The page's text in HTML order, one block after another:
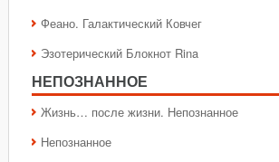
Феано. Галактический Ковчег
Эзотерический Блокнот Rina
НЕПОЗНАННОЕ
Жизнь… после жизни. Непознанное
Непознанное